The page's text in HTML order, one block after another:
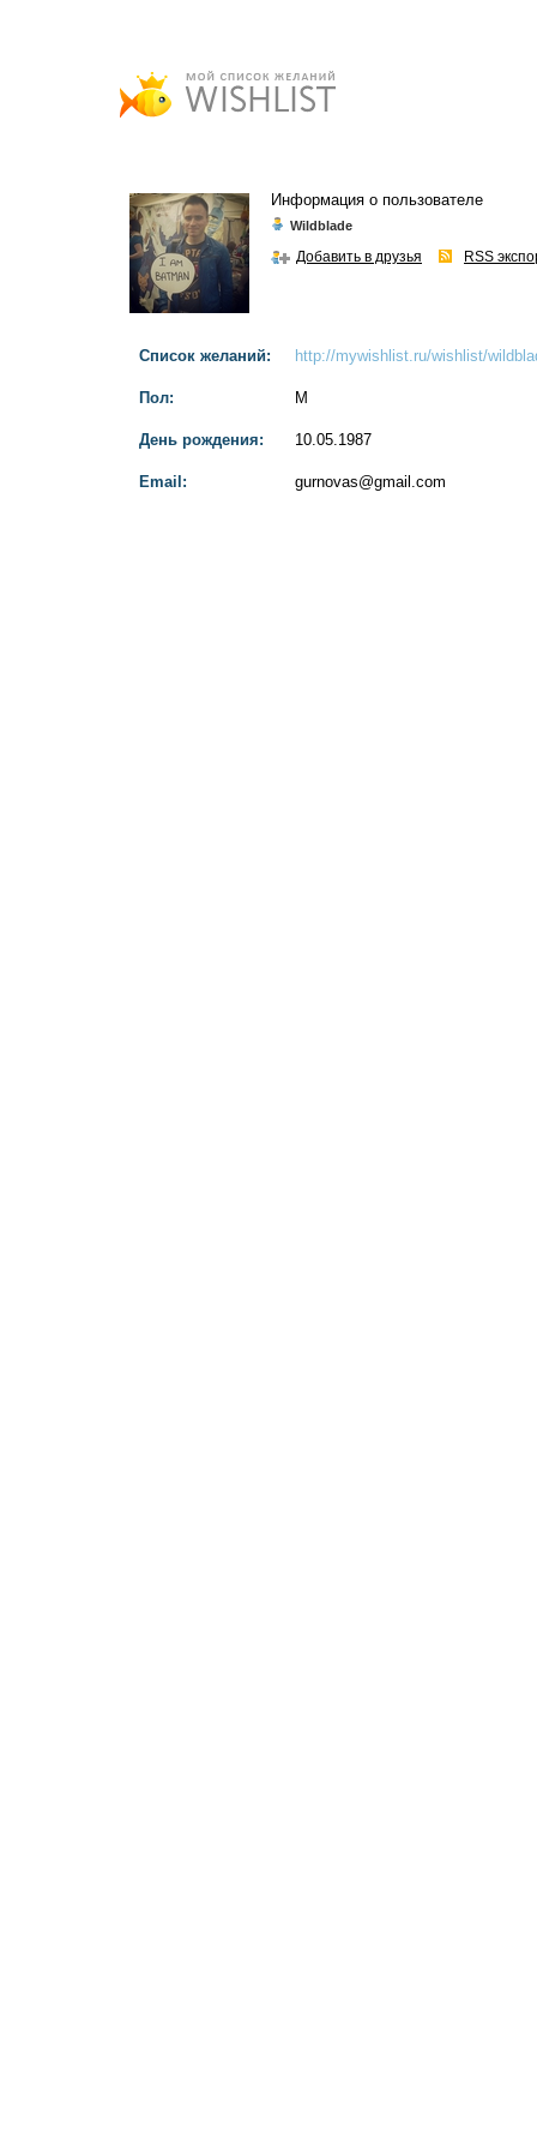
Информация о пользователе
Wildblade
Добавить в друзья RSS
Список желаний: http://mywishlist.ru/wishlist/
Пол: М
День рождения: 10.05.1987
Email: gurnovas@gmail.com